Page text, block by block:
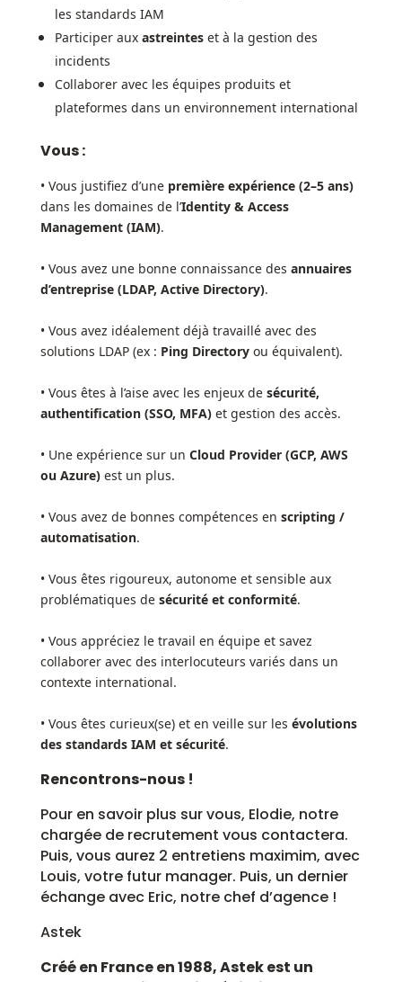
les standards IAM
Participer aux astreinteset à la gestion des
incidents
Collaborer avec les équipes produits et
plateformes dans un environnement international
Vous :
• Vous justifiez d’une première expérience (2–5 ans)
dans les domaines de l’Identity & Access
Management (IAM).
• Vous avez une bonne connaissance des annuaires
d’entreprise (LDAP, Active Directory).
• Vous avez idéalement déjà travaillé avec des
solutions LDAP (ex : Ping Directoryou équivalent).
• Vous êtes à l’aise avec les enjeux de sécurité,
authentification (SSO, MFA)et gestion des accès.
• Une expérience sur un Cloud Provider (GCP, AWS
ou Azure)est un plus.
• Vous avez de bonnes compétences en scripting /
automatisation.
• Vous êtes rigoureux, autonome et sensible aux
problématiques de sécurité et conformité.
• Vous appréciez le travail en équipe et savez
collaborer avec des interlocuteurs variés dans un
contexte international.
• Vous êtes curieux(se) et en veille sur les évolutions
des standards IAM et sécurité.
Rencontrons-nous !
Pour en savoir plus sur vous, Elodie, notre
chargée de recrutement vous contactera.
Puis, vous aurez 2 entretiens maximim, avec
Louis, votre futur manager. Puis, un dernier
échange avec Eric, notre chef d’agence !
Astek
Créé en France en 1988, Astek est un